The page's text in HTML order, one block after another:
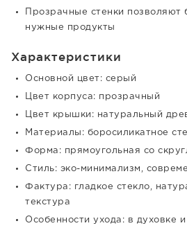
Прозрачные стенки позволяют
нужные продукты
Характеристики
Основной цвет: серый
Цвет корпуса: прозрачный
Цвет крышки: натуральный
Материалы: боросиликатное
Форма: прямоугольная со
Стиль: эко-минимализм,
Фактура: гладкое стекло,
текстура
Особенности ухода: в духовке